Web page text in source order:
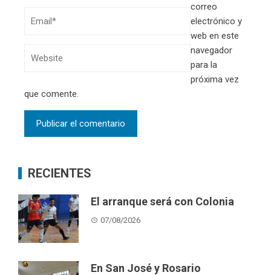
correo
electrónico y
web en este
navegador
para la
próxima vez
que comente.
RECIENTES
El arranque será con Colonia
07/08/2026
En San José y Rosario